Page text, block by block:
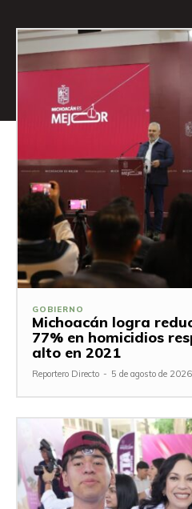
GOBIERNO
Michoacán logra
77% en homicidios
alto en 2021
Reportero Directo - 5 de agosto de 2026